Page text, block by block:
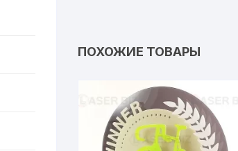
ПОХОЖИЕ ТОВАРЫ